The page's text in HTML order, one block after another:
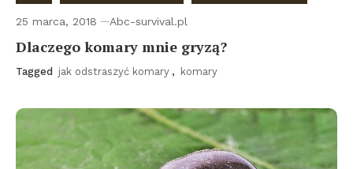
25 marca, 2018 Abc-survival.pl
Dlaczego komary mnie gryzą?
Tagged jak odstraszyć komary , komary